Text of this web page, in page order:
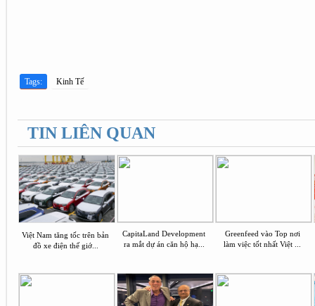
Tags: Kinh Tế
TIN LIÊN QUAN
Việt Nam tăng tốc trên bản
đồ xe điện thế giớ...
CapitaLand Development
ra mắt dự án căn hộ hạ...
Greenfeed vào Top nơi
làm việc tốt nhất Việt ...